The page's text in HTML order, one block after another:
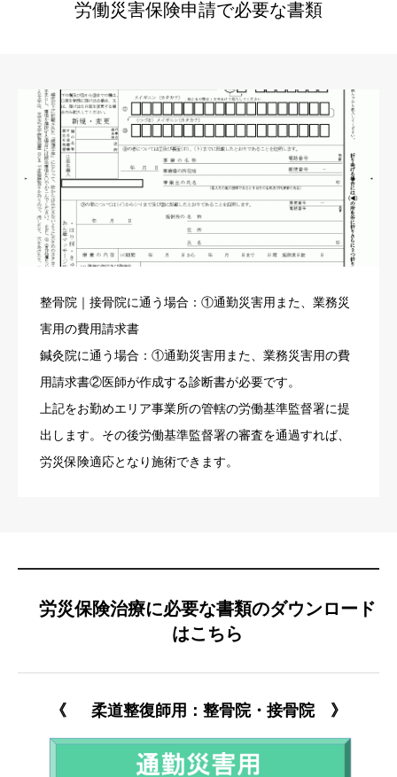
労働災害保険申請で必要な書類
整骨院｜接骨院に通う場合：①通勤災害用また、業務災
害用の費用請求書
鍼灸院に通う場合：①通勤災害用また、業務災害用の費
用請求書②医師が作成する診断書が必要です。
上記をお勤めエリア事業所の管轄の労働基準監督署に提
出します。その後労働基準監督署の審査を通過すれば、
労災保険適応となり施術できます。
労災保険治療に必要な書類のダウンロード
はこちら
《 柔道整復師用：整骨院・接骨院 》